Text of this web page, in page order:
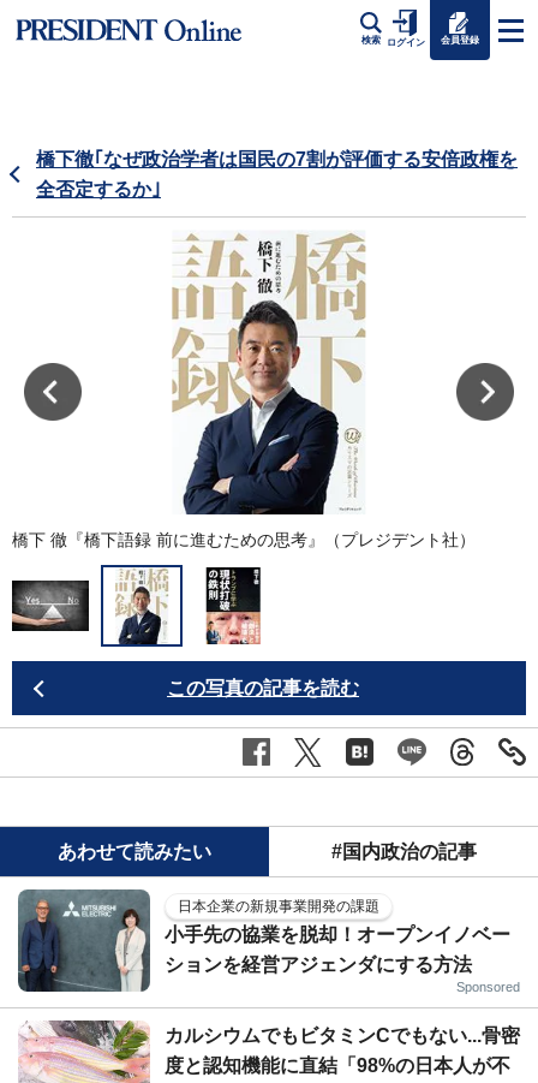
検索 ログイン 会員登録
橋下徹｢なぜ政治学者は国民の7割が評価する安倍政権を
全否定するか｣
橋下 徹『橋下語録 前に進むための思考』（プレジデント社）
この写真の記事を読む
あわせて読みたい #国内政治の記事
日本企業の新規事業開発の課題
小手先の協業を脱却！オープンイノベー
ションを経営アジェンダにする方法
Sponsored
カルシウムでもビタミンCでもない...骨密
度と認知機能に直結「98%の日本人が不